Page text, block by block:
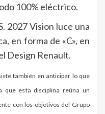
100% eléctrico.
2027 Vision luce una
en forma de «C», en
Design Renault.
también en anticipar lo que
esta disciplina reúna un
con los objetivos del Grupo